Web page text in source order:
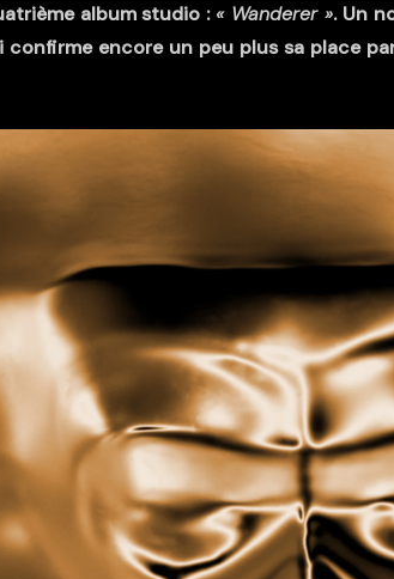
album studio : « Wanderer ». Un
confirme encore un peu plus sa place